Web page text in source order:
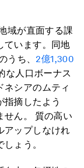
域が直面する課
ています。同地
うち、 2億1,300
な人口ボーナス
ネシアのムティ
指摘したよう
せん。 質の高い
アップしなけれ
ょう。